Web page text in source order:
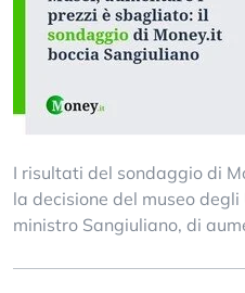
I risultati del sondaggio di
la decisione del museo
ministro Sangiuliano, di